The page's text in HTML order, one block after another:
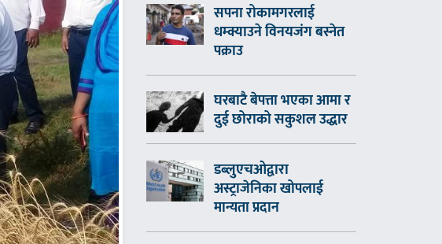
सपना रोकामगरलाई
धम्क्याउने विनयजंग बस्नेत
पक्राउ
घरबाटै बेपत्ता भएका आमा र
दुई छोराको सकुशल उद्धार
डब्लुएचओद्वारा
अस्ट्राजेनिका खोपलाई
मान्यता प्रदान